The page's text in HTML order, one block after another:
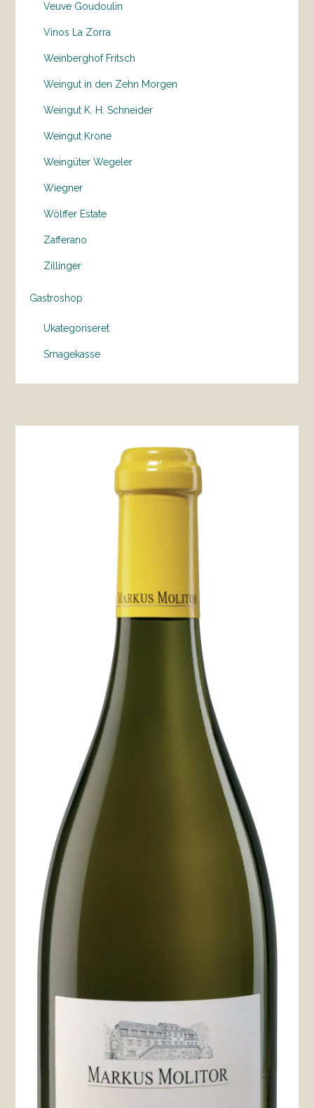
Veuve Goudoulin
Vinos La Zorra
Weinberghof Fritsch
Weingut in den Zehn Morgen
Weingut K. H. Schneider
Weingut Krone
Weingüter Wegeler
Wiegner
Wölffer Estate
Zafferano
Zillinger
Gastroshop
Ukategoriseret
Smagekasse